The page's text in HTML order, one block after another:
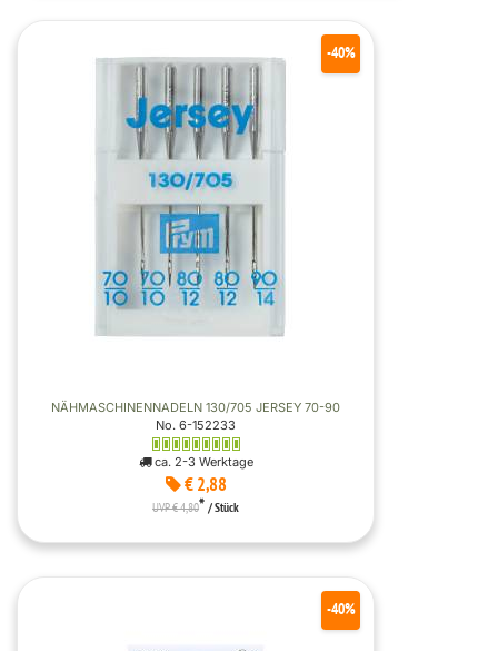
NÄHMASCHINENNADELN 130/705 JERSEY 70-90
No. 6-152233
ca. 2-3 Werktage
€ 2,88
-40%
UVP € 4,80* / Stück
-40%